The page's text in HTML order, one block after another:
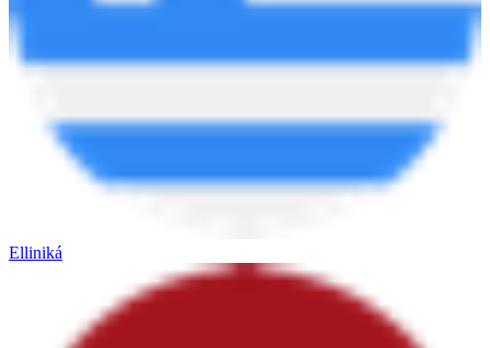
Elliniká